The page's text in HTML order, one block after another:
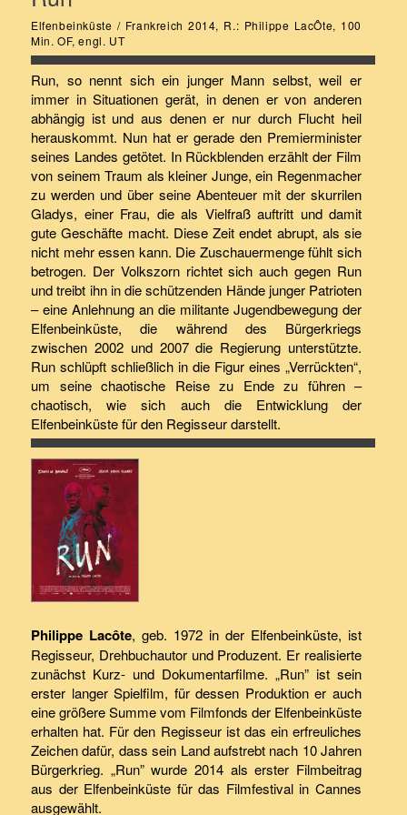
Elfenbeinküste / Frankreich 2014, R.: Philippe LacÔte, 100
Min. OF, engl. UT
Run, so nennt sich ein junger Mann selbst, weil er
immer in Situationen gerät, in denen er von anderen
abhängig ist und aus denen er nur durch Flucht heil
herauskommt. Nun hat er gerade den Premierminister
seines Landes getötet. In Rückblenden erzählt der Film
von seinem Traum als kleiner Junge, ein Regenmacher
zu werden und über seine Abenteuer mit der skurrilen
Gladys, einer Frau, die als Vielfraß auftritt und damit
gute Geschäfte macht. Diese Zeit endet abrupt, als sie
nicht mehr essen kann. Die Zuschauermenge fühlt sich
betrogen. Der Volkszorn richtet sich auch gegen Run
und treibt ihn in die schützenden Hände junger Patrioten
– eine Anlehnung an die militante Jugendbewegung der
Elfenbeinküste, die während des Bürgerkriegs
zwischen 2002 und 2007 die Regierung unterstützte.
Run schlüpft schließlich in die Figur eines „Verrückten“,
um seine chaotische Reise zu Ende zu führen –
chaotisch, wie sich auch die Entwicklung der
Elfenbeinküste für den Regisseur darstellt.
Philippe Lacôte, geb. 1972 in der Elfenbeinküste, ist
Regisseur, Drehbuchautor und Produzent. Er realisierte
zunächst Kurz- und Dokumentarfilme. „Run” ist sein
erster langer Spielfilm, für dessen Produktion er auch
eine größere Summe vom Filmfonds der Elfenbeinküste
erhalten hat. Für den Regisseur ist das ein erfreuliches
Zeichen dafür, dass sein Land aufstrebt nach 10 Jahren
Bürgerkrieg. „Run” wurde 2014 als erster Filmbeitrag
aus der Elfenbeinküste für das Filmfestival in Cannes
ausgewählt.